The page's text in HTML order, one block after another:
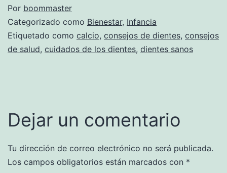
Por boommaster
Categorizado como Bienestar, Infancia
Etiquetado como calcio, consejos de dientes, consejos
de salud, cuidados de los dientes, dientes sanos
Dejar un comentario
Tu dirección de correo electrónico no será publicada.
Los campos obligatorios están marcados con *